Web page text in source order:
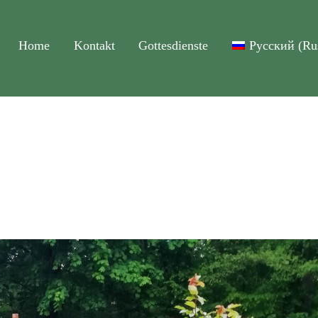
Home Kontakt Gottesdienste Русский (